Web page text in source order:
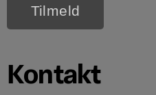
Kontakt